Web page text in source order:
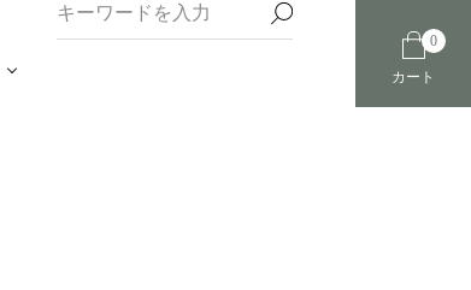
カート
0